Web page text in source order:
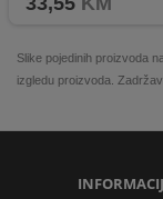
Slike pojedinih proizvoda
izgledu proizvoda.